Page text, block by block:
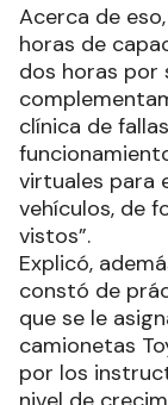
Acerca de
horas de
dos horas por
clínica de
virtuales para
vehículos, de
vistos”.
Explicó,
constó de
que se le
camionetas
por los